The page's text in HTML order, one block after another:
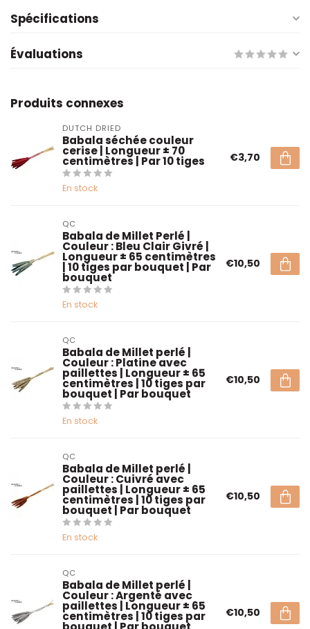
Spécifications
Évaluations
Produits connexes
DUTCH DRIED
Babala séchée couleur
cerise | Longueur ± 70
centimètres | Par 10 tiges
En stock
€3,70
QC
Babala de Millet Perlé |
Couleur : Bleu Clair Givré |
Longueur ± 65 centimètres
| 10 tiges par bouquet | Par
bouquet
En stock
€10,50
QC
Babala de Millet perlé |
Couleur : Platine avec
paillettes | Longueur ± 65
centimètres | 10 tiges par
bouquet | Par bouquet
En stock
€10,50
QC
Babala de Millet perlé |
Couleur : Cuivré avec
paillettes | Longueur ± 65
centimètres | 10 tiges par
bouquet | Par bouquet
En stock
€10,50
QC
Babala de Millet perlé |
Couleur : Argenté avec
paillettes | Longueur ± 65
centimètres | 10 tiges par €10,50